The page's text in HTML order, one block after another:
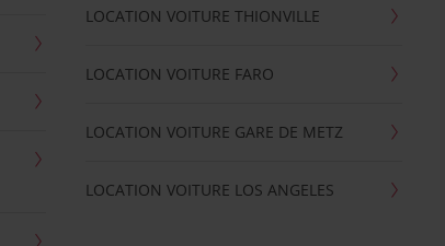
LOCATION VOITURE THIONVILLE
LOCATION VOITURE FARO
LOCATION VOITURE GARE DE METZ
LOCATION VOITURE LOS ANGELES